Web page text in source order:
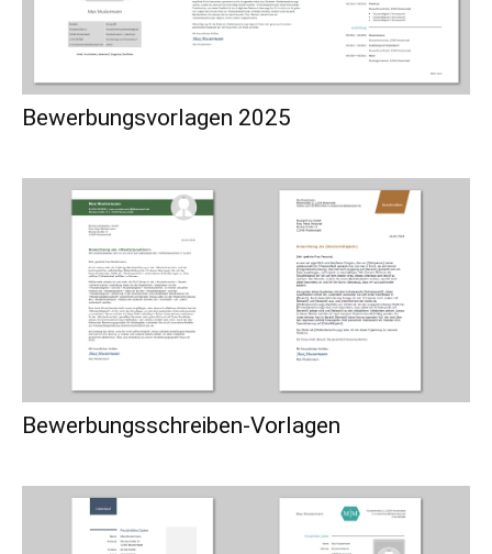
Bewerbungsvorlagen 2025
Bewerbungsschreiben-Vorlagen